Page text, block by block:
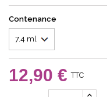
Contenance
12,90 € TTC